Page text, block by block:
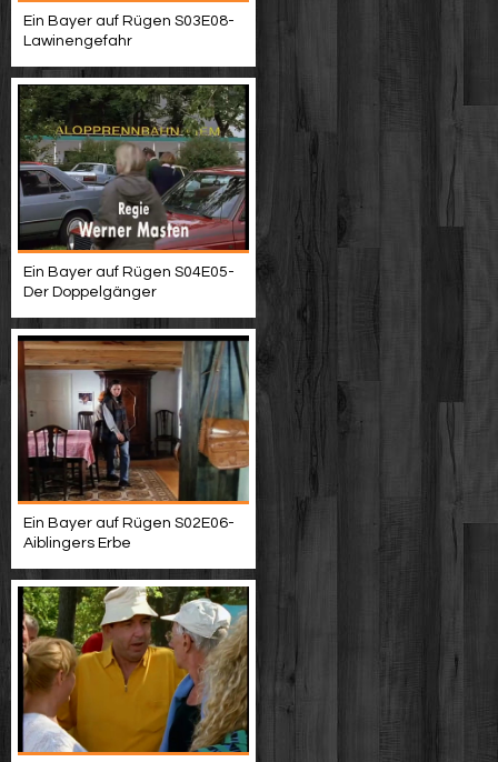
Ein Bayer auf Rügen S03E08-
Lawinengefahr
Ein Bayer auf Rügen S04E05-
Der Doppelgänger
Ein Bayer auf Rügen S02E06-
Aiblingers Erbe